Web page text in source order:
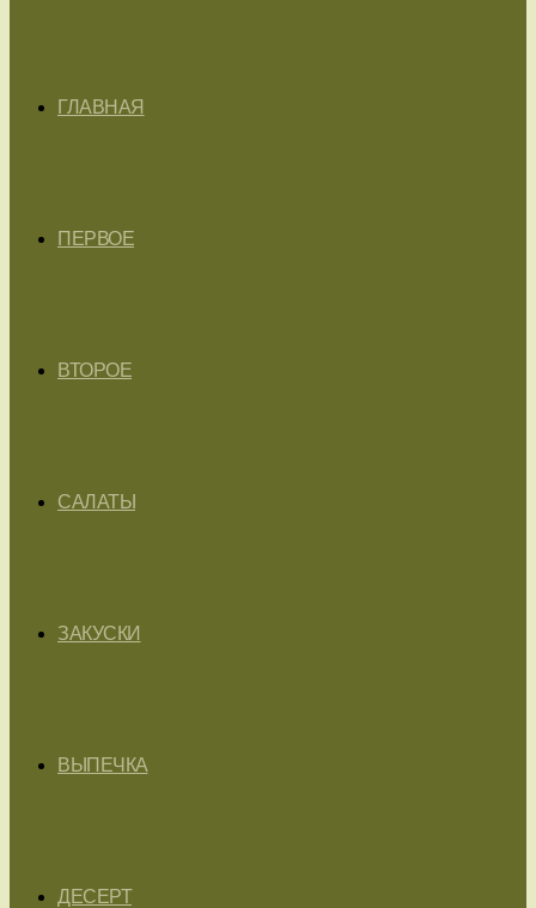
ГЛАВНАЯ
ПЕРВОЕ
ВТОРОЕ
САЛАТЫ
ЗАКУСКИ
ВЫПЕЧКА
ДЕСЕРТ